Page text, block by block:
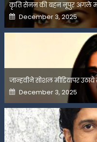
कृति सेनन की बहन नूपुर अगले
Posted
on
December 3, 2025
जान्हवीने सोशल मीडियापर
Posted
on
December 3, 2025